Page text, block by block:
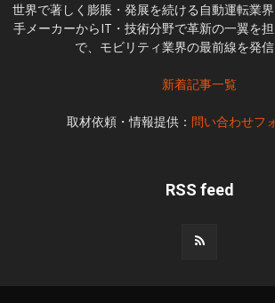
世界で著しく膨脹・発展を続ける自動運転業
手メーカーからIT・技術分野で革新の一翼を
で、モビリティ業界の最前線を発信
新着記事一覧
取材依頼・情報提供： 問い合わせフ
RSS feed